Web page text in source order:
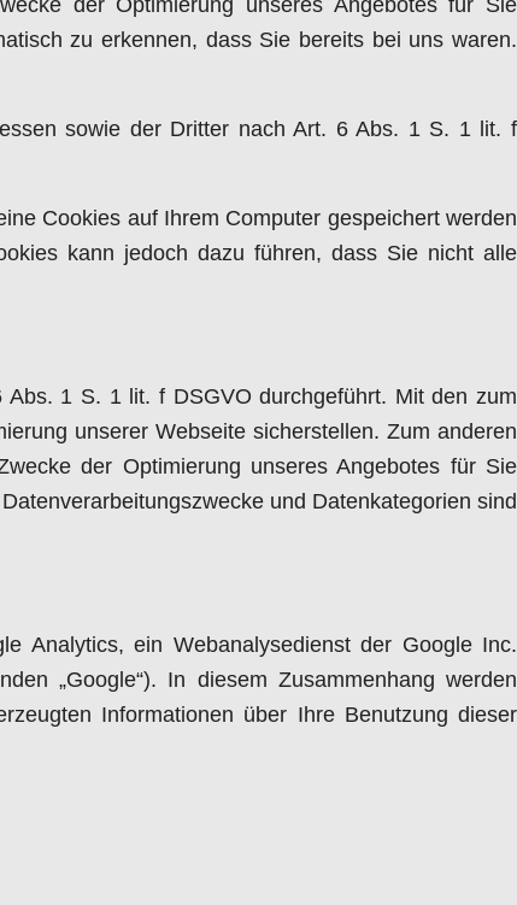
der Optimierung unseres Angebotes für Sie
zu erkennen, dass Sie bereits bei uns waren.
sowie der Dritter nach Art. 6 Abs. 1 S. 1 lit. f
Cookies auf Ihrem Computer gespeichert werden
kann jedoch dazu führen, dass Sie nicht alle
1 S. 1 lit. f DSGVO durchgeführt. Mit den zum
unserer Webseite sicherstellen. Zum anderen
der Optimierung unseres Angebotes für Sie
und Datenkategorien sind
Analytics, ein Webanalysedienst der Google Inc.
„Google“). In diesem Zusammenhang werden
Informationen über Ihre Benutzung dieser